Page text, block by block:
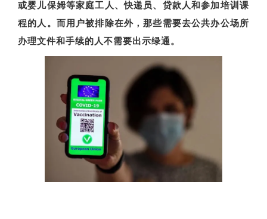
或婴儿保姆等家庭工人、快递员、贷款人和参加培训课
程的人。而用户被排除在外，那些需要去公共办公场所
办理文件和手续的人不需要出示绿通。